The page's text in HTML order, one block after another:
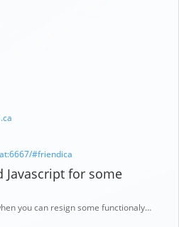
#friendica
Javascript for some
you can resign some functionaly…